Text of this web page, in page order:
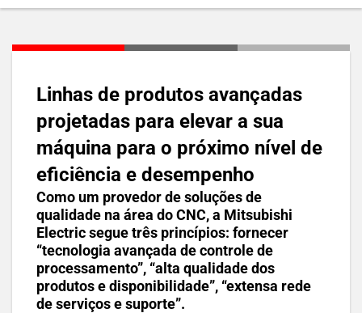
Linhas de produtos avançadas
projetadas para elevar a sua
máquina para o próximo nível de
eficiência e desempenho
Como um provedor de soluções de
qualidade na área do CNC, a Mitsubishi
Electric segue três princípios: fornecer
“tecnologia avançada de controle de
processamento”, “alta qualidade dos
produtos e disponibilidade”, “extensa rede
de serviços e suporte”.